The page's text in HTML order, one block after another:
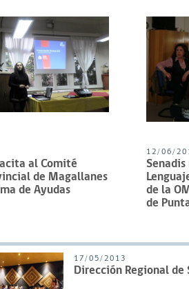
al Comité
de Magallanes
de Ayudas
12/06/
de la
de
17/05/2013
Dirección Regional